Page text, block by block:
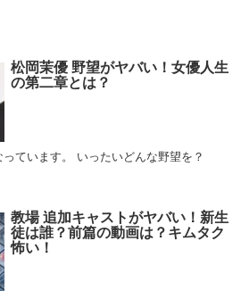
松岡茉優 野望がヤバい！女優人生
の第二章とは？
ています。 いったいどんな野望を？
教場 追加キャストがヤバい！新生
徒は誰？前篇の動画は？キムタク
怖い！